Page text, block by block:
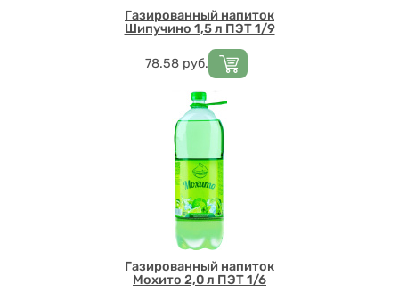
Газированный напиток
Шипучино 1,5 л ПЭТ 1/9
Цена
78.58 руб.
Газированный напиток
Мохито 2,0 л ПЭТ 1/6